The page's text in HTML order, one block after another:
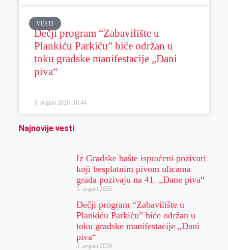
VESTI
Dečji program “Zabavilište u
Plankiću Parkiću” biće održan u
toku gradske manifestacije „Dani
piva“
5. avgust 2026. 10:44
Najnovije vesti
Iz Gradske bašte ispraćeni pozivari
koji besplatnim pivom ulicama
grada pozivaju na 41. „Dane piva“
5. avgust 2026.
Dečji program “Zabavilište u
Plankiću Parkiću” biće održan u
toku gradske manifestacije „Dani
piva“
5. avgust 2026.